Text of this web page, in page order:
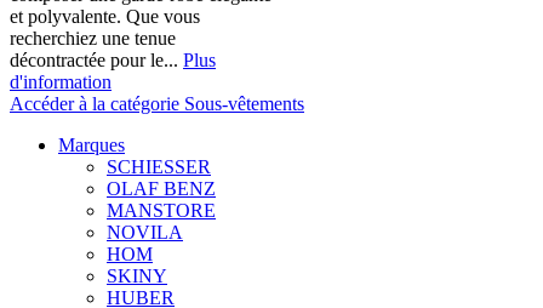
et polyvalente. Que vous
recherchiez une tenue
décontractée pour le... Plus
d'information
Accéder à la catégorie Sous-vêtements
Marques
SCHIESSER
OLAF BENZ
MANSTORE
NOVILA
HOM
SKINY
HUBER